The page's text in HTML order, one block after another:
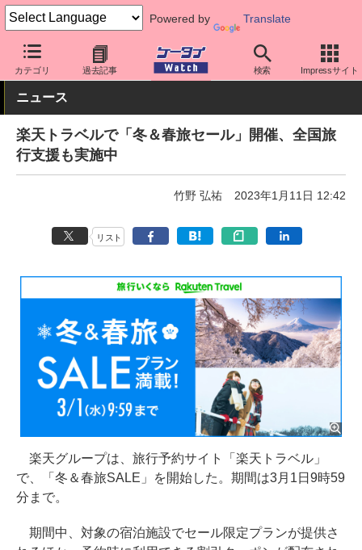
Powered by Translate
カテゴリ 過去記事 検索 Impressサイト
ケータイ Watch キャリア 楽天 アプリ・サービス
ニュース
楽天トラベルで「冬＆春旅セール」開催、全国旅
行支援も実施中
竹野 弘祐 2023年1月11日 12:42
リスト
楽天グループは、旅行予約サイト「楽天トラベル」
で、「冬＆春旅SALE」を開始した。期間は3月1日9時59
分まで。
期間中、対象の宿泊施設でセール限定プランが提供さ